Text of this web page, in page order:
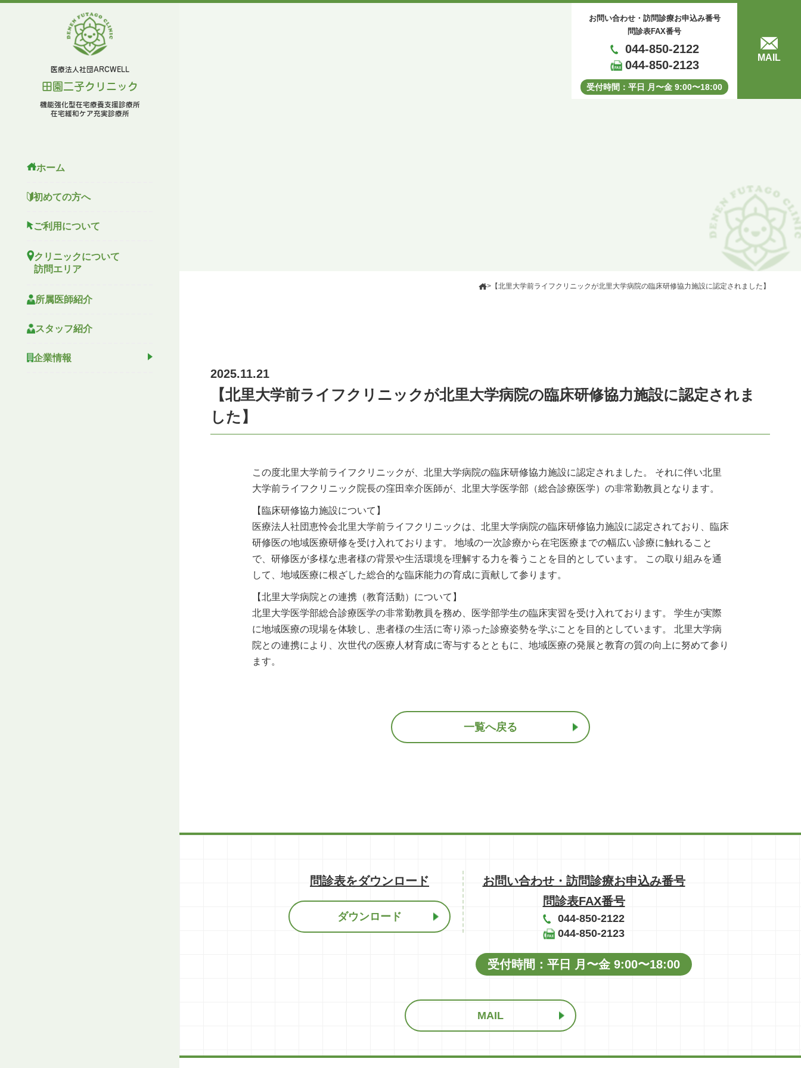
医療法⼈社団ARCWELL
⽥園⼆⼦クリニック
機能強化型在宅療養支援診療所
在宅緩和ケア充実診療所
ホーム
初めての⽅へ
ご利⽤について
クリニックについて
訪問エリア
所属医師紹介
スタッフ紹介
企業情報
お問い合わせ・訪問診療お申込み番号
問診表FAX番号
044-850-2122
044-850-2123
受付時間：平⽇ ⽉〜⾦ 9:00〜18:00
MAIL
>【北里大学前ライフクリニックが北里大学病院の臨床研修協力施設に認定されました】
2025.11.21
【北里大学前ライフクリニックが北里大学病院の臨床研修協力施設に認定されま
した】
この度北里大学前ライフクリニックが、北里大学病院の臨床研修協力施設に認定されました。 それに伴い北里
大学前ライフクリニック院長の窪田幸介医師が、北里大学医学部（総合診療医学）の非常勤教員となります。
【臨床研修協力施設について】
医療法人社団恵怜会北里大学前ライフクリニックは、北里大学病院の臨床研修協力施設に認定されており、臨床
研修医の地域医療研修を受け入れております。 地域の一次診療から在宅医療までの幅広い診療に触れること
で、研修医が多様な患者様の背景や生活環境を理解する力を養うことを目的としています。 この取り組みを通
して、地域医療に根ざした総合的な臨床能力の育成に貢献して参ります。
【北里大学病院との連携（教育活動）について】
北里大学医学部総合診療医学の非常勤教員を務め、医学部学生の臨床実習を受け入れております。 学生が実際
に地域医療の現場を体験し、患者様の生活に寄り添った診療姿勢を学ぶことを目的としています。 北里大学病
院との連携により、次世代の医療人材育成に寄与するとともに、地域医療の発展と教育の質の向上に努めて参り
ます。
一覧へ戻る
問診表をダウンロード
ダウンロード
お問い合わせ・訪問診療お申込み番号
問診表FAX番号
044-850-2122
044-850-2123
受付時間：平⽇ ⽉〜⾦ 9:00〜18:00
MAIL